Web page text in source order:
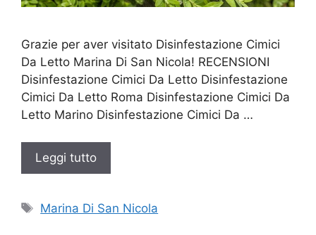
Grazie per aver visitato Disinfestazione Cimici
Da Letto Marina Di San Nicola! RECENSIONI
Disinfestazione Cimici Da Letto Disinfestazione
Cimici Da Letto Roma Disinfestazione Cimici Da
Letto Marino Disinfestazione Cimici Da …
Leggi tutto
Tag
Marina Di San Nicola